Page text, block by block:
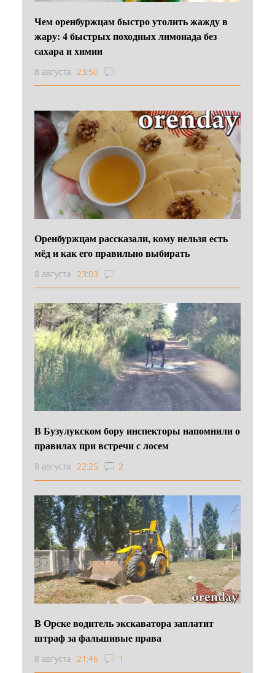
Чем оренбуржцам быстро утолить жажду в
жару: 4 быстрых походных лимонада без
сахара и химии
8 августа 23:50
Оренбуржцам рассказали, кому нельзя есть
мёд и как его правильно выбирать
8 августа 23:03
В Бузулукском бору инспекторы напомнили о
правилах при встречи с лосем
8 августа 22:25 2
В Орске водитель экскаватора заплатит
штраф за фальшивые права
8 августа 21:46 1